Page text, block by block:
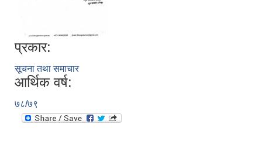
प्रकार:
सूचना तथा समाचार
आर्थिक वर्ष:
७८/७९